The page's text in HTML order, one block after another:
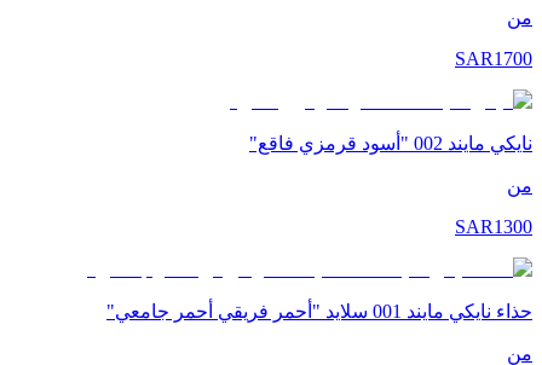
من
SAR1700
نايكي مايند 002 "أسود قرمزي فاقع"
من
SAR1300
حذاء نايكي مايند 001 سلايد "أحمر فريقي أحمر جامعي"
من